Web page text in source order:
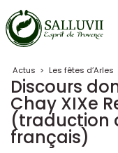
Panneau de gestion
Actus > Les fêtes d’Arles
Discours
Chay XIXe
(traduction
français)